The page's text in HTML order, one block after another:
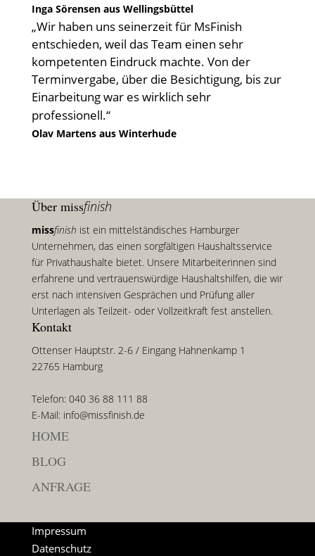
Inga Sörensen aus Wellingsbüttel
„Wir haben uns seinerzeit für MsFinish
entschieden, weil das Team einen sehr
kompetenten Eindruck machte. Von der
Terminvergabe, über die Besichtigung, bis zur
Einarbeitung war es wirklich sehr
professionell.“
Olav Martens aus Winterhude
Über missfinish
missfinish ist ein mittelständisches Hamburger
Unternehmen, das einen sorgfältigen Haushaltsservice
für Privathaushalte bietet. Unsere Mitarbeiterinnen sind
erfahrene und vertrauenswürdige Haushaltshilfen, die wir
erst nach intensiven Gesprächen und Prüfung aller
Unterlagen als Teilzeit- oder Vollzeitkraft fest anstellen.
Kontakt
Ottenser Hauptstr. 2-6 / Eingang Hahnenkamp 1
22765 Hamburg
Telefon: 040 36 88 111 88
E-Mail: info@missfinish.de
HOME
BLOG
ANFRAGE
Impressum
Datenschutz